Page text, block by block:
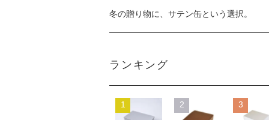
冬の贈り物に、サテン缶という選択。
ランキング
1 2 3